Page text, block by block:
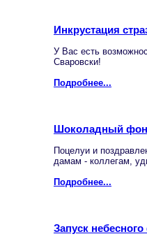
Инкрустация
У Вас есть
Сваровски!
Подробнее...
Шоколадный
Поцелуи и
дамам - коллегам,
Подробнее...
Запуск